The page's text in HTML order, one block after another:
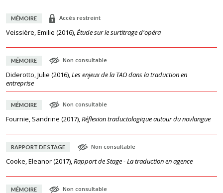
MÉMOIRE Accès restreint
Veissière, Emilie (2016),Étude sur le surtitrage d'opéra
MÉMOIRE Non consultable
Diderotto, Julie (2016),Les enjeux de la TAO dans la traduction en
entreprise
MÉMOIRE Non consultable
Fournie, Sandrine (2017),Réflexion traductologique autour du novlangue
RAPPORT DE STAGE Non consultable
Cooke, Eleanor(2017),Rapport de Stage - La traduction en agence
MÉMOIRE Non consultable